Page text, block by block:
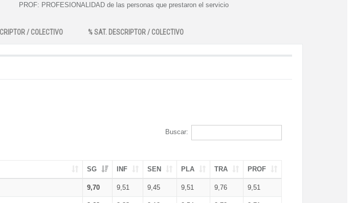
PROF: PROFESIONALIDAD de las personas que prestaron el servicio
/ COLECTIVO % SAT. DESCRIPTOR / COLECTIVO
Buscar:
SG INF SEN PLA TRA PROF
9,70 9,51 9,45 9,51 9,76 9,51